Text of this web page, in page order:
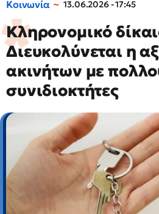
Κοινωνία 13.06.2026 - 17:45
Κληρονομικό
Διευκολύνεται η
ακινήτων με
συνιδιοκτήτες